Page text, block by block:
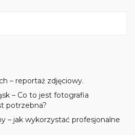
– reportaż zdjęciowy.
– Co to jest fotografia
potrzebna?
– jak wykorzystać profesjonalne